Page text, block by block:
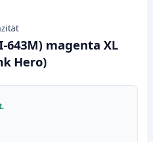
643M) magenta XL
Hero)